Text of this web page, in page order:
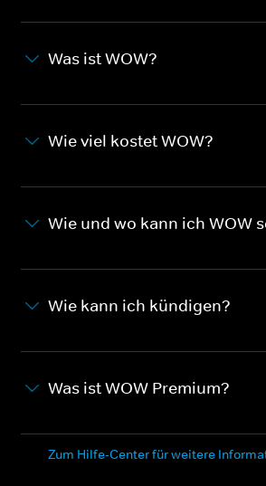
Was ist WOW?
Wie viel kostet WOW?
Wie und wo kann ich WOW
Wie kann ich kündigen?
Was ist WOW Premium?
Zum Hilfe-Center für weitere